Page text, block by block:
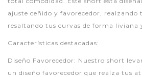
ajuste ceñido y favorecedor, realzando
resaltando tus curvas de forma liviana
Características destacadas:
Diseño Favorecedor: Nuestro short
un diseño favorecedor que realza tus